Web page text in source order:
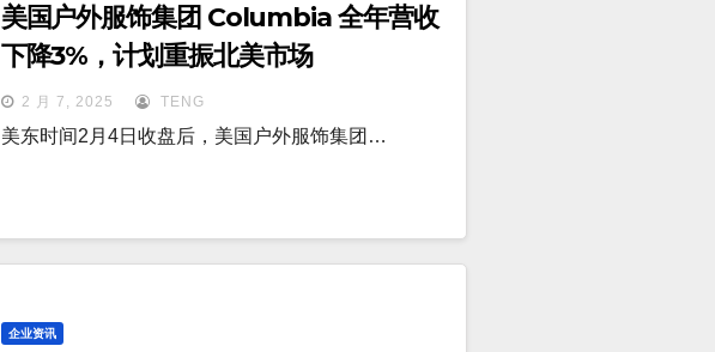
美国户外服饰集团 Columbia 全年营收
下降3%，计划重振北美市场
2 月 7, 2025 TENG
美东时间2月4日收盘后，美国户外服饰集团…
企业资讯